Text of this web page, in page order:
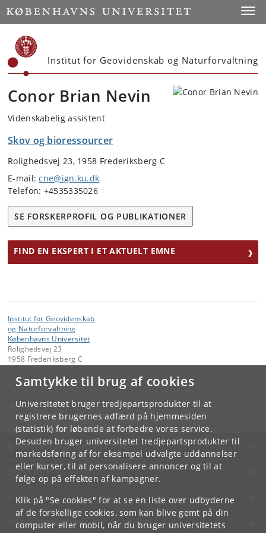
Samtykke til brug af cookies
Universitetet bruger tredjepartsprodukter til at
registrere brugernes adfærd på hjemmesiden
(statistik) for løbende at forbedre vores service.
Desuden bruger universitetet tredjepartsprodukter til
markedsføring af for eksempel udvalgte uddannelser
eller kurser, til at personalisere annoncer og til at
følge op på effekten af kampagner.
Klik på "Se cookies" for at se en liste over udbyderne
af de forskellige cookies, som kan blive gemt på din
computer eller mobil, når du bruger universitetets
Start
Institut for Geovidenskab og Naturforvaltning
Conor Brian Nevin
Videnskabelig assistent
Skov og bioressourcer
Rolighedsvej 23, 1958 Frederiksberg C
E-mail:cne@ign.ku.dk
Telefon: +4535335026
SE FORSKERPROFIL OG PUBLIKATIONER
FIND EN EKSPERT I ET AKTUELT EMNE
Institut for Geovidenskab
og Naturforvaltning
Københavns Universitet
Rolighedsvej 23
1958 Frederiksberg C
Kontakt:
ign @ign. ku.dk
KØBENHAVNS UNIVERSITET
KONTAKT
SERVICES
FOR STUDERENDE OG ANSATTE